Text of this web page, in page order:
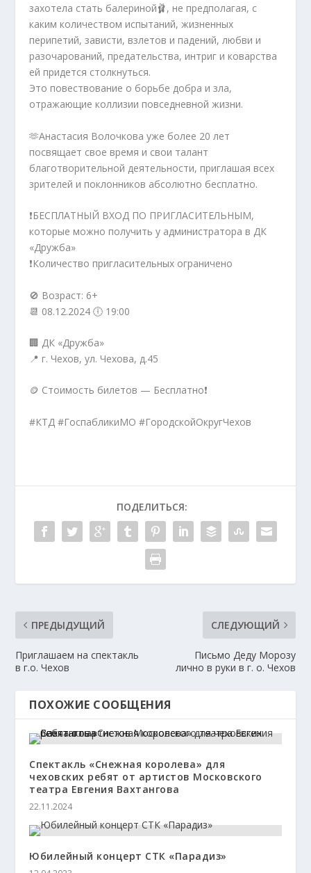
захотела стать балериной🩰, не предполагая, с
каким количеством испытаний, жизненных
перипетий, зависти, взлетов и падений, любви и
разочарований, предательства, интриг и коварства
ей придется столкнуться.
Это повествование о борьбе добра и зла,
отражающие коллизии повседневной жизни.
🫶Анастасия Волочкова уже более 20 лет
посвящает свое время и свои талант
благотворительной деятельности, приглашая всех
зрителей и поклонников абсолютно бесплатно.
❗БЕСПЛАТНЫЙ ВХОД ПО ПРИГЛАСИТЕЛЬНЫМ,
которые можно получить у администратора в ДК
«Дружба»
❗Количество пригласительных ограничено
🚫 Возраст: 6+
📆 08.12.2024 🕕 19:00
🏢 ДК «Дружба»
📍 г. Чехов, ул. Чехова, д.45
🪙 Стоимость билетов — Бесплатно❗️
#КТД #ГоспабликиМО #ГородскойОкругЧехов
ПОДЕЛИТЬСЯ:
ПРЕДЫДУЩИЙ
Приглашаем на спектакль
в г.о. Чехов
СЛЕДУЮЩИЙ
Письмо Деду Морозу
лично в руки в г. о. Чехов
ПОХОЖИЕ СООБЩЕНИЯ
Спектакль «Снежная королева» для
чеховских ребят от артистов Московского
театра Евгения Вахтангова
22.11.2024
Юбилейный концерт СТК «Парадиз»